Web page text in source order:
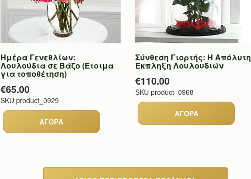
Ημέρα Γενεθλίων:
Λουλούδια σε Βάζο (Έτοιμα
για τοποθέτηση)
€65.00
SKU product_0929
Σύνθεση Γιορτής: Η Απόλυτη
Έκπληξη Λουλουδιών
€110.00
SKU product_0968